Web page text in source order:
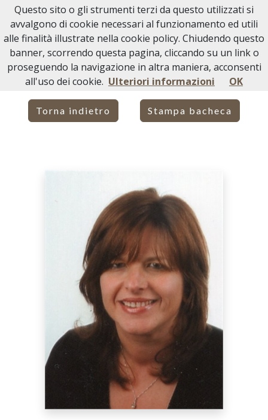
Necrologi Acqui Terme
Acqui Terme
FERNANDA GIOVANNA BENEVOLO
Torna indietro Stampa bacheca
Questo sito o gli strumenti terzi da questo utilizzati si
avvalgono di cookie necessari al funzionamento ed utili
alle finalità illustrate nella cookie policy. Chiudendo questo
banner, scorrendo questa pagina, cliccando su un link o
proseguendo la navigazione in altra maniera, acconsenti
all'uso dei cookie. Ulteriori informazioni OK